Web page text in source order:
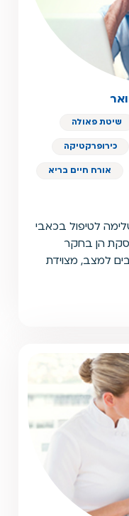
שיטת פאולה
כירופרקטיקה
אורח חיים בריא
לטיפול בכאבי
הן בחקר
למצב, מצוידת